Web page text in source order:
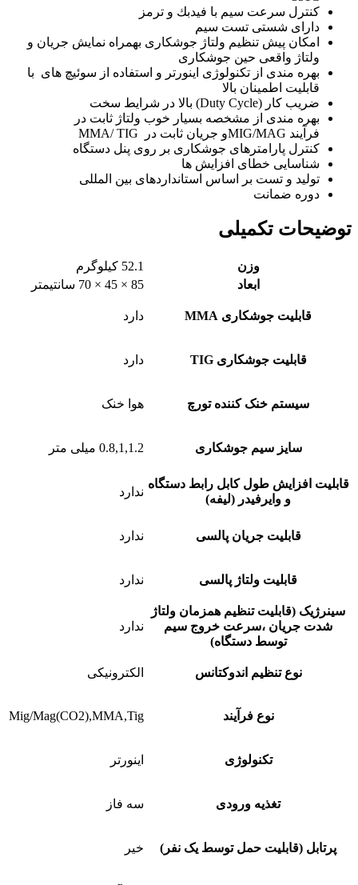
كنترل سرعت سيم با فيدبك و ترمز
دارای شستی تست سيم
امکان پیش تنظیم ولتاژ جوشکاری بهمراه نمایش جریان و
ولتاژ واقعی حین جوشکاری
بهره مندی از تکنولوژی اینورتر و استفاده از سوئیچ های با
قابلیت اطمینان بالا
ضریب کار (Duty Cycle) بالا در شرایط سخت
بهره مندی از مشخصه بسیار خوب ولتاژ ثابت در
فرآیند MIG/MAGو جریان ثابت در TIG
/
MMA
کنترل پارامترهای جوشکاری بر روی پنل دستگاه
شناسایی خطای افزایش ها
تولید و تست بر اساس استانداردهای بین المللی
دوره ضمانت
توضیحات تکمیلی
وزن
52.1 کیلوگرم
ابعاد
85 × 45 × 70 سانتیمتر
قابلیت جوشکاری MMA دارد
قابلیت جوشکاری TIG دارد
سیستم خنک کننده تورچ هوا خنک
سایز سیم جوشکاری 0.8,1,1.2 میلی متر
قابلیت افزایش طول کابل رابط دستگاه
و وایرفیدر (لیفه)
ندارد
قابلیت جریان پالسی ندارد
قابلیت ولتاژ پالسی ندارد
سینرژیک (قابلیت تنظیم همزمان ولتاژ
شدت جریان ،سرعت خروج سیم
توسط دستگاه)
ندارد
نوع تنظیم اندوکتانس الکترونیکی
نوع فرآیند Mig/Mag(CO2),MMA,Tig
تکنولوژی اینورتر
تغذیه ورودی سه فاز
پرتابل (قابلیت حمل توسط یک نفر) خیر